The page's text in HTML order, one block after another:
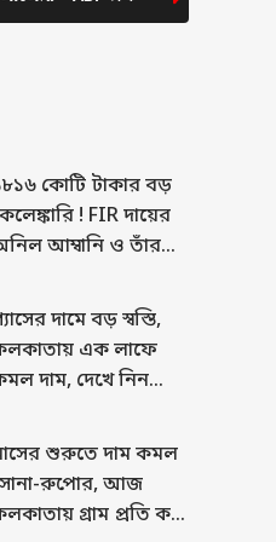
কোটি টাকার বড়
! FIR দায়ের
আম্বানি ও তাঁর
দামে বড় স্বস্তি,
এক লাফে
দাম, দেখে নিন
শুরুতে দাম কমল
রুপোর, আজ
গ্রাম প্রতি কত